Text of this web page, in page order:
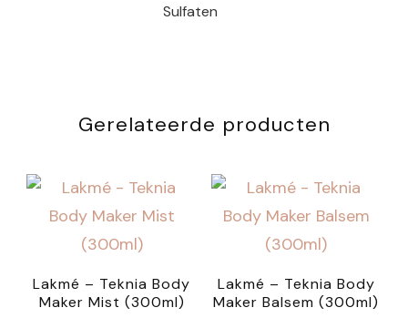
Sulfaten
Gerelateerde producten
Lakmé – Teknia Body
Maker Mist (300ml)
Lakmé – Teknia Body
Maker Balsem (300ml)